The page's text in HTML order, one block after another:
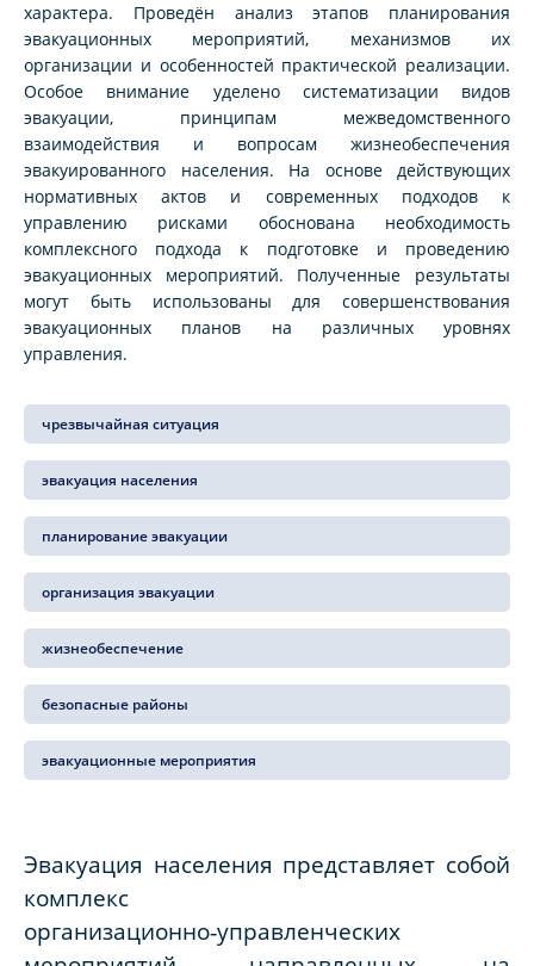
характера. Проведён анализ этапов планирования
эвакуационных мероприятий, механизмов их
организации и особенностей практической реализации.
Особое внимание уделено систематизации видов
эвакуации, принципам межведомственного
взаимодействия и вопросам жизнеобеспечения
эвакуированного населения. На основе действующих
нормативных актов и современных подходов к
управлению рисками обоснована необходимость
комплексного подхода к подготовке и проведению
эвакуационных мероприятий. Полученные результаты
могут быть использованы для совершенствования
эвакуационных планов на различных уровнях
управления.
чрезвычайная ситуация
эвакуация населения
планирование эвакуации
организация эвакуации
жизнеобеспечение
безопасные районы
эвакуационные мероприятия
Эвакуация населения представляет собой
комплекс
организационно‑управленческих